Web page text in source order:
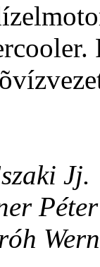
Jj.
Péter